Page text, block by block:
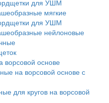
для УШМ
мягкие
для УШМ
нейлоновые
ворсовой основе
на ворсовой основе с
для кругов на ворсовой